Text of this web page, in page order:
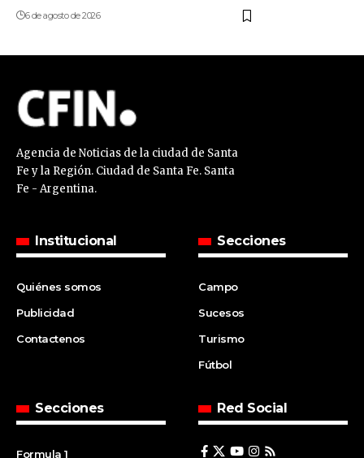
6 de agosto de 2026
Agencia de Noticias de la ciudad de Santa
Fe y la Región. Ciudad de Santa Fe. Santa
Fe - Argentina.
Institucional
Quiénes somos
Publicidad
Contactenos
Secciones
Campo
Sucesos
Turismo
Fútbol
Secciones
Formula 1
Red Social